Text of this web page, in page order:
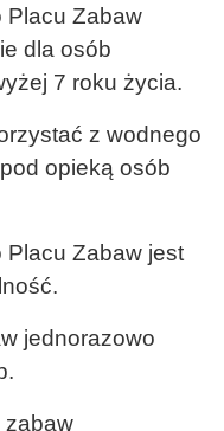
Placu Zabaw
dla osób
7 roku życia.
z wodnego
opieką osób
Placu Zabaw jest
jednorazowo
zabaw